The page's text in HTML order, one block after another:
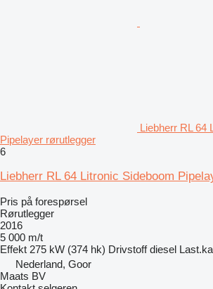
Liebherr RL 64
Pipelayer rørutlegger
6
Liebherr RL 64 Litronic Sideboom
Pris på forespørsel
Rørutlegger
2016
5 000 m/t
Effekt 275 kW (374 hk) Drivstoff diesel
Nederland, Goor
Maats BV